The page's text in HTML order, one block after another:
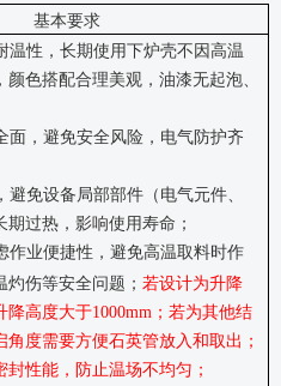
基本要求
温性，长期使用下炉壳不因高温
色搭配合理美观，油漆无起泡、
面，避免安全风险，电气防护齐
避免设备局部部件（电气元件、
过热，影响使用寿命；
作业便捷性，避免高温取料时作
伤等安全问题； 若设计为升降
降高度大于1000mm ； 若为其他结
角度需要方便石英管放入和取出；
封性能，防止温场不均匀；